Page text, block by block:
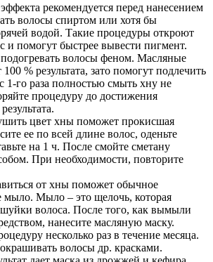
рекомендуется перед нанесением
волосы спиртом или хотя бы
водой. Такие процедуры откроют
и помогут быстрее вывести пигмент.
волосы феном. Масляные
% результата, зато помогут подлечить
1-го раза полностью смыть хну не
процедуру до достижения
цвет хны поможет прокисшая
ее по всей длине волос, оденьте
на 1 ч. После смойте сметану
При необходимости, повторите
от хны поможет обычное
мыло. Мыло – это щелочь, которая
волоса. После того, как вымыли
нанесите масляную маску.
несколько раз в течение месяца.
волосы др. красками.